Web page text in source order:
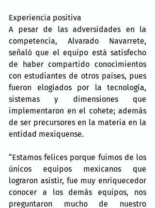
Experiencia positiva
A pesar de las adversidades en la
competencia, Alvarado Navarrete,
señaló que el equipo está satisfecho
de haber compartido conocimientos
con estudiantes de otros países, pues
fueron elogiados por la tecnología,
sistemas y dimensiones que
implementaron en el cohete; además
de ser precursores en la materia en la
entidad mexiquense.
“Estamos felices porque fuimos de los
únicos equipos mexicanos que
lograron asistir, fue muy enriquecedor
conocer a los demás equipos, nos
preguntaron mucho de nuestro